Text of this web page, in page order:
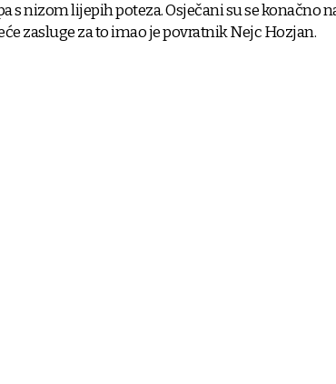
s nizom lijepih poteza. Osječani su se konačno
zasluge za to imao je povratnik Nejc Hozjan.